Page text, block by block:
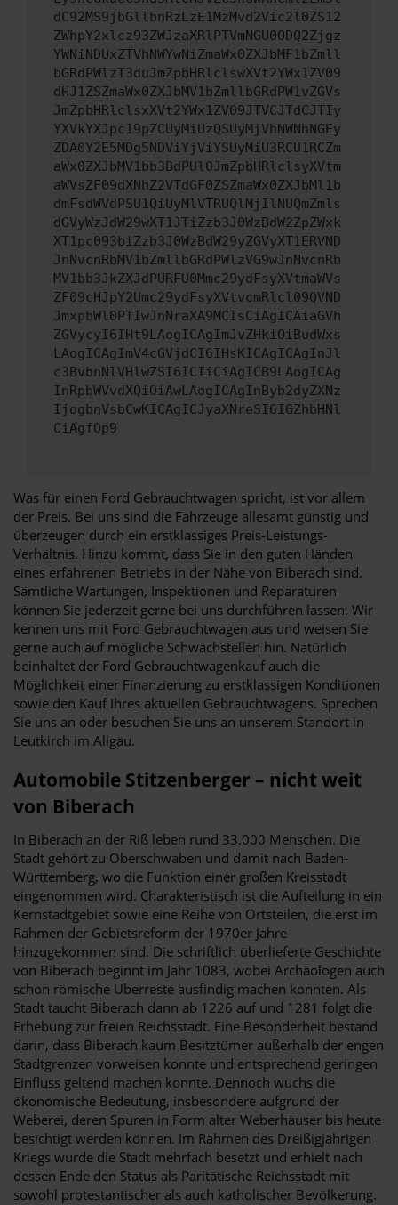
dC92MS9jbGllbnRzLzE1MzMvd2Vic2l0ZS12
ZWhpY2xlcz93ZWJzaXRlPTVmNGU0ODQ2Zjgz
YWNiNDUxZTVhNWYwNiZmaWx0ZXJbMF1bZmll
bGRdPWlzT3duJmZpbHRlclswXVt2YWx1ZV09
dHJ1ZSZmaWx0ZXJbMV1bZmllbGRdPW1vZGVs
JmZpbHRlclsxXVt2YWx1ZV09JTVCJTdCJTIy
YXVkYXJpc19pZCUyMiUzQSUyMjVhNWNhNGEy
ZDA0Y2E5MDg5NDViYjViYSUyMiU3RCU1RCZm
aWx0ZXJbMV1bb3BdPUlOJmZpbHRlclsyXVtm
aWVsZF09dXNhZ2VTdGF0ZSZmaWx0ZXJbMl1b
dmFsdWVdPSU1QiUyMlVTRUQlMjIlNUQmZmls
dGVyWzJdW29wXT1JTiZzb3J0WzBdW2ZpZWxk
XT1pc093biZzb3J0WzBdW29yZGVyXT1ERVND
JnNvcnRbMV1bZmllbGRdPWlzVG9wJnNvcnRb
MV1bb3JkZXJdPURFU0Mmc29ydFsyXVtmaWVs
ZF09cHJpY2Umc29ydFsyXVtvcmRlcl09QVND
JmxpbWl0PTIwJnNraXA9MCIsCiAgICAiaGVh
ZGVycyI6IHt9LAogICAgImJvZHkiOiBudWxs
LAogICAgImV4cGVjdCI6IHsKICAgICAgInJl
c3BvbnNlVHlwZSI6ICIiCiAgICB9LAogICAg
InRpbWVvdXQiOiAwLAogICAgInByb2dyZXNz
IjogbnVsbCwKICAgICJyaXNreSI6IGZhbHNl
CiAgfQp9
Was für einen Ford Gebrauchtwagen spricht, ist vor allem
der Preis. Bei uns sind die Fahrzeuge allesamt günstig und
überzeugen durch ein erstklassiges Preis-Leistungs-
Verhältnis. Hinzu kommt, dass Sie in den guten Händen
eines erfahrenen Betriebs in der Nähe von Biberach sind.
Sämtliche Wartungen, Inspektionen und Reparaturen
können Sie jederzeit gerne bei uns durchführen lassen. Wir
kennen uns mit Ford Gebrauchtwagen aus und weisen Sie
gerne auch auf mögliche Schwachstellen hin. Natürlich
beinhaltet der Ford Gebrauchtwagenkauf auch die
Möglichkeit einer Finanzierung zu erstklassigen Konditionen
sowie den Kauf Ihres aktuellen Gebrauchtwagens. Sprechen
Sie uns an oder besuchen Sie uns an unserem Standort in
Leutkirch im Allgäu.
Automobile Stitzenberger – nicht weit
von Biberach
In Biberach an der Riß leben rund 33.000 Menschen. Die
Stadt gehört zu Oberschwaben und damit nach Baden-
Württemberg, wo die Funktion einer großen Kreisstadt
eingenommen wird. Charakteristisch ist die Aufteilung in ein
Kernstadtgebiet sowie eine Reihe von Ortsteilen, die erst im
Rahmen der Gebietsreform der 1970er Jahre
hinzugekommen sind. Die schriftlich überlieferte Geschichte
von Biberach beginnt im Jahr 1083, wobei Archäologen auch
schon römische Überreste ausfindig machen konnten. Als
Stadt taucht Biberach dann ab 1226 auf und 1281 folgt die
Erhebung zur freien Reichsstadt. Eine Besonderheit bestand
darin, dass Biberach kaum Besitztümer außerhalb der engen
Stadtgrenzen vorweisen konnte und entsprechend geringen
Einfluss geltend machen konnte. Dennoch wuchs die
ökonomische Bedeutung, insbesondere aufgrund der
Weberei, deren Spuren in Form alter Weberhäuser bis heute
besichtigt werden können. Im Rahmen des Dreißigjährigen
Kriegs wurde die Stadt mehrfach besetzt und erhielt nach
dessen Ende den Status als Paritätische Reichsstadt mit
sowohl protestantischer als auch katholischer Bevölkerung.